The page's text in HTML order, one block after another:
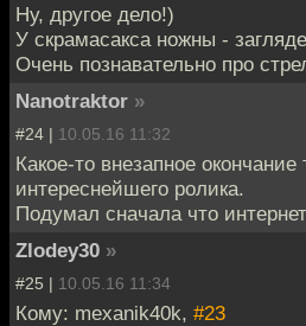
Ну, другое дело!)
У скрамасакса ножны -
Очень познавательно про
Nanotraktor »
#24 | 10.05.16 11:32
Какое-то внезапное окончание
интереснейшего ролика.
Подумал сначала что
Zlodey30 »
#25 | 10.05.16 11:34
Кому: mexanik40k, #23